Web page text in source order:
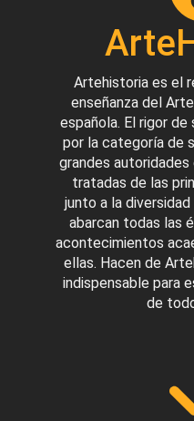
Artehistoria es el
enseñanza del
española. El rigor
por la categoría de
grandes autoridades
tratadas de las
junto a la
abarcan todas las
acontecimientos
ellas. Hacen de
indispensable para
de